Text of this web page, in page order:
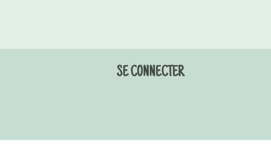
SE CONNECTER